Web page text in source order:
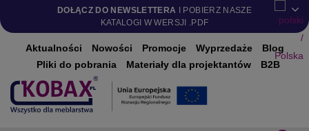
DOŁĄCZ DO NEWSLETTERA I POBIERZ NASZE
KATALOGI W WERSJI .PDF
Aktualności Nowości Promocje Wyprzedaże
Blog
Pliki do pobrania
Materiały dla projektantów B2B